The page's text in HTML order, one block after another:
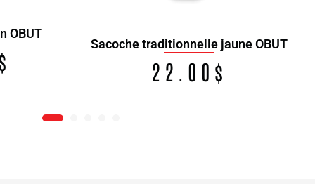
OBUT
Sacoche traditionnelle jaune OBUT
22.00 $